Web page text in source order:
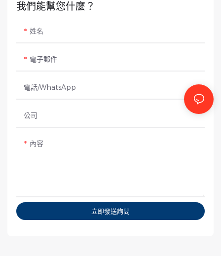
我們能幫您什麼？
姓名
電子郵件
電話/WhatsApp
公司
內容
立即發送詢問